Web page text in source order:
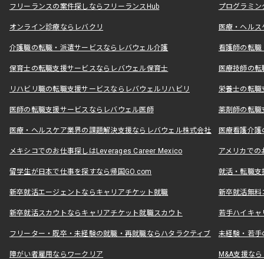
フリーランスの案件探しならフリーランスHub プログラミ
オンライン診療ならレバクリ 医療・ヘル
介護職の転職・派遣サービスならレバウェル介護 看護師の転
保育士の転職支援サービスならレバウェル保育士 医療技師の
リハビリ職の転職支援サービスならレバウェルリハビリ 栄養士の転
医師の転職支援サービスならレバウェル医師 薬剤師の転
医療・ヘルスケア業界の課題解決支援ならレバウェル株式会社 医療看護介
メキシコでのお仕事探しはLeverages Career Mexico アメリカで
留学生が日本で仕事を探すなら帰国GO.com 就活・転職
新卒就活エージェントならキャリアチケット就職 新卒就活無料
新卒就活スカウトならキャリアチケット就職スカウト 若手ハイキ
フリーター・既卒・未経験の就職・再就職ならハタラクティブ 未経験・若手
障がい者雇用ならワークリア M&A支援な